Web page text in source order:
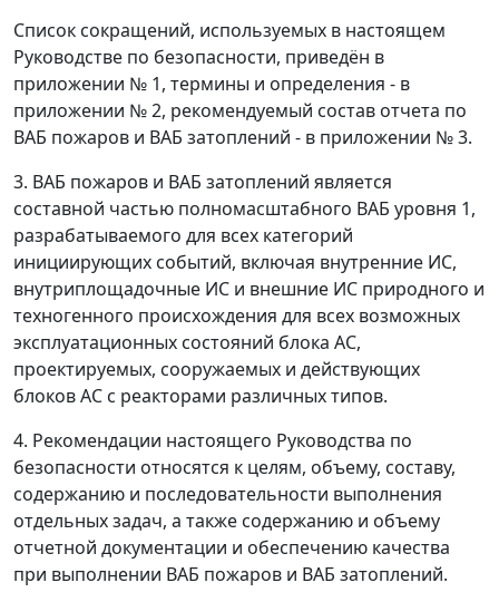
Список сокращений, используемых в настоящем
Руководстве по безопасности, приведён в
приложении № 1, термины и определения - в
приложении № 2, рекомендуемый состав отчета по
ВАБ пожаров и ВАБ затоплений - в приложении № 3.
3. ВАБ пожаров и ВАБ затоплений является
составной частью полномасштабного ВАБ уровня 1,
разрабатываемого для всех категорий
инициирующих событий, включая внутренние ИС,
внутриплощадочные ИС и внешние ИС природного и
техногенного происхождения для всех возможных
эксплуатационных состояний блока АС,
проектируемых, сооружаемых и действующих
блоков АС с реакторами различных типов.
4. Рекомендации настоящего Руководства по
безопасности относятся к целям, объему, составу,
содержанию и последовательности выполнения
отдельных задач, а также содержанию и объему
отчетной документации и обеспечению качества
при выполнении ВАБ пожаров и ВАБ затоплений.